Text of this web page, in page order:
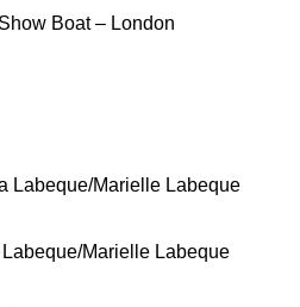
Boat – London
Labeque/Marielle Labeque
Marielle Labeque